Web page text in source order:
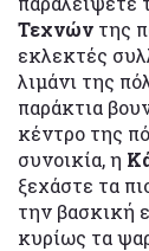
Τεχνών της
εκλεκτές
λιμάνι της
παράκτια
κέντρο της
συνοικία, η
ξεχάστε τα
την βασκική
κυρίως τα